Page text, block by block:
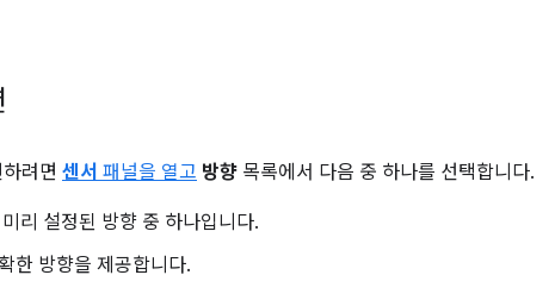
려면 센서 패널을 열고 방향 목록에서 다음 중 하나를 선택합니다.
리 설정된 방향 중 하나입니다.
한 방향을 제공합니다.